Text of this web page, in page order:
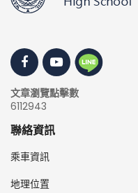
文章瀏覽點擊數
6112943
聯絡資訊
乘車資訊
地理位置